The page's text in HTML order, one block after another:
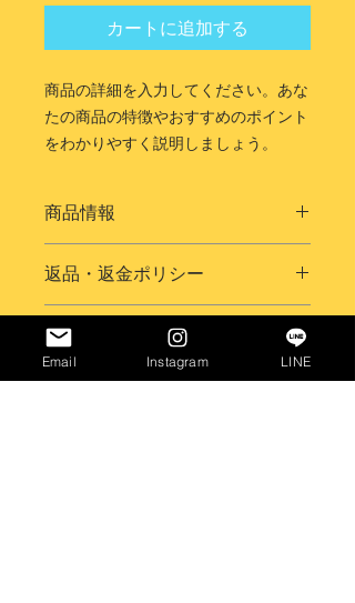
カートに追加する
商品の詳細を入力してください。あな
たの商品の特徴やおすすめのポイント
をわかりやすく説明しましょう。
商品情報
ズ、素材、取扱説明に加え、商品の特
徴やおすすめのポイントなどを説明し
ましょう。
返品・返金ポリシー
返品・返金ポリシーを入力してくださ
い。顧客が商品に満足しなかった場合
や、不備があった場合に行う手続きの
手順などを説明しましょう。内容を明
商品の配送について
配送地域、料金、所要時間、梱包な
Email Instagram LINE